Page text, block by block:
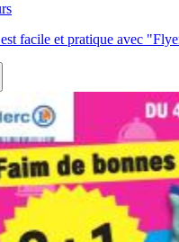
facile et pratique avec